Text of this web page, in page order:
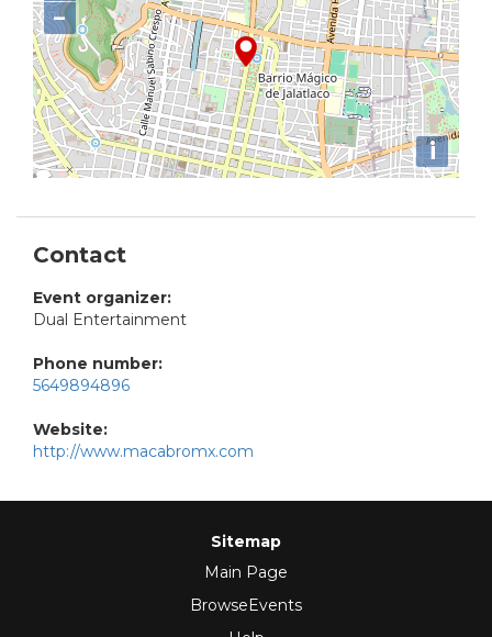
−
i
Contact
Event organizer:
Dual Entertainment
Phone number:
5649894896
Website:
http://www.macabromx.com
Sitemap
Main Page
BrowseEvents